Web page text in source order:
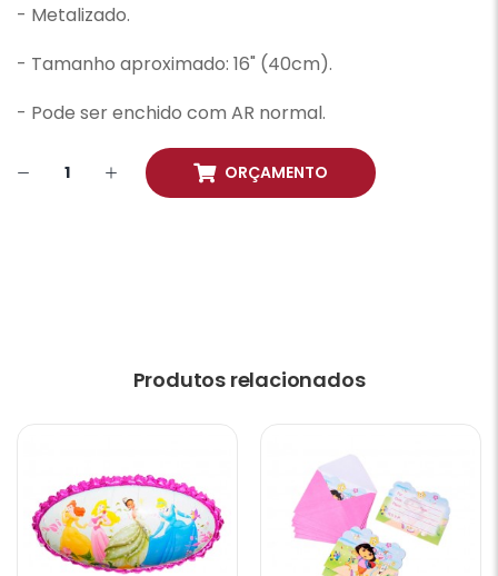
- Metalizado.
- Tamanho aproximado: 16" (40cm).
- Pode ser enchido com AR normal.
ORÇAMENTO
Produtos relacionados